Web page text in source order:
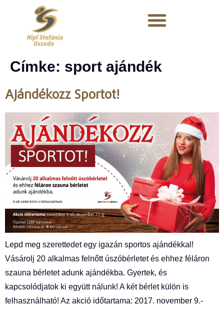
Címke: sport ajándék
Ajándékozz Sportot!
Lepd meg szerettedet egy igazán sportos ajándékkal!
Vásárolj 20 alkalmas felnőtt úszóbérletet és ehhez féláron
szauna bérletet adunk ajándékba. Gyertek, és
kapcsolódjatok ki együtt nálunk! A két bérlet külön is
felhasználható! Az akció időtartama: 2017. november 9.-